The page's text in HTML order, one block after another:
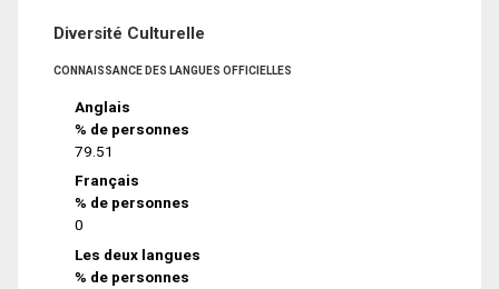
Diversité Culturelle
CONNAISSANCE DES LANGUES OFFICIELLES
Anglais
% de personnes
79.51
Français
% de personnes
0
Les deux langues
% de personnes